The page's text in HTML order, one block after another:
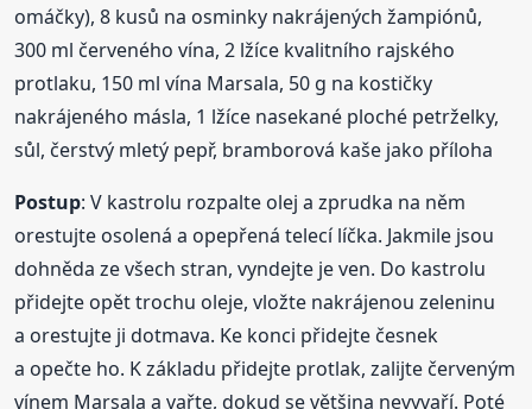
omáčky), 8 kusů na osminky nakrájených žampiónů,
300 ml červeného vína, 2 lžíce kvalitního rajského
protlaku, 150 ml vína Marsala, 50 g na kostičky
nakrájeného másla, 1 lžíce nasekané ploché petrželky,
sůl, čerstvý mletý pepř, bramborová kaše jako příloha
Postup: V kastrolu rozpalte olej a zprudka na něm
orestujte osolená a opepřená telecí líčka. Jakmile jsou
dohněda ze všech stran, vyndejte je ven. Do kastrolu
přidejte opět trochu oleje, vložte nakrájenou zeleninu
a orestujte ji dotmava. Ke konci přidejte česnek
a opečte ho. K základu přidejte protlak, zalijte červeným
vínem Marsala a vařte, dokud se většina nevyvaří. Poté